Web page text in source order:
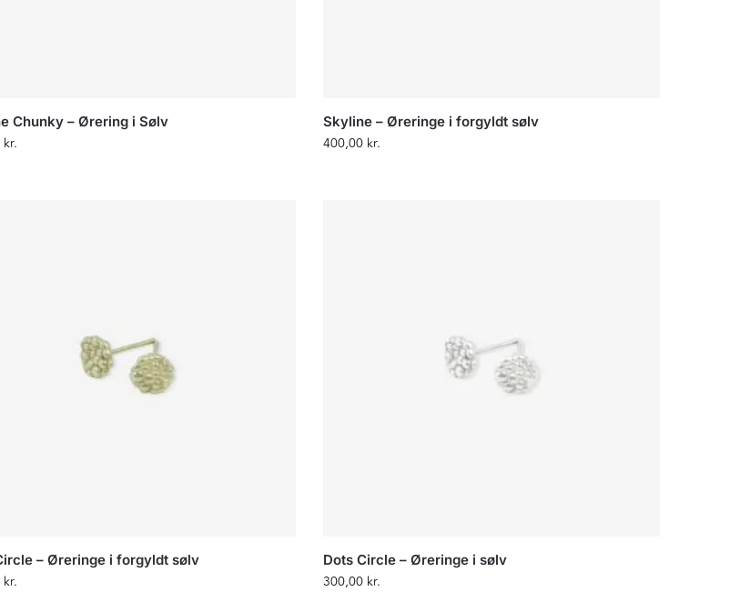
Chunky – Ørering i Sølv
kr.
Skyline – Øreringe i forgyldt sølv
400,00 kr.
– Øreringe i forgyldt sølv
kr.
Dots Circle – Øreringe i sølv
300,00 kr.